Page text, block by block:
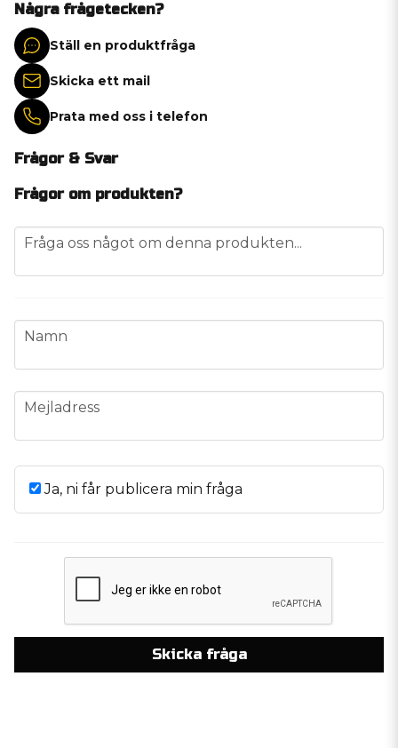
Några frågetecken?
Ställ en produktfråga
Skicka ett mail
Prata med oss i telefon
Frågor & Svar
Frågor om produkten?
question
Fråga oss något om denna produkten...
name
Namn
email
Mejladress
Ja, ni får publicera min fråga
Skicka fråga